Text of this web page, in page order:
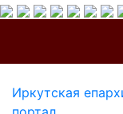
Иркутская